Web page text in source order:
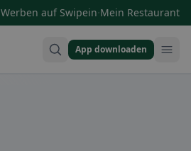
Werben auf Swipein·Mein Restaurant
App downloaden